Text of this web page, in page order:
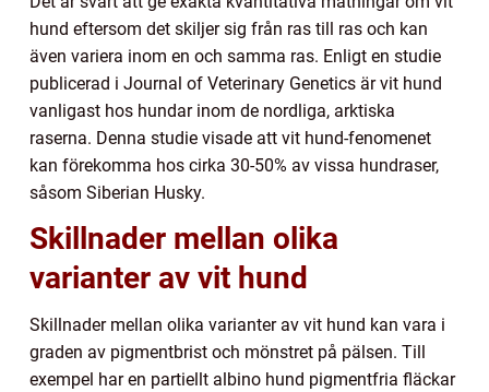
hund eftersom det skiljer sig från ras till ras och kan
även variera inom en och samma ras. Enligt en studie
publicerad i Journal of Veterinary Genetics är vit hund
vanligast hos hundar inom de nordliga, arktiska
raserna. Denna studie visade att vit hund-fenomenet
kan förekomma hos cirka 30-50% av vissa hundraser,
såsom Siberian Husky.
Skillnader mellan olika
varianter av vit hund
Skillnader mellan olika varianter av vit hund kan vara i
graden av pigmentbrist och mönstret på pälsen. Till
exempel har en partiellt albino hund pigmentfria fläckar